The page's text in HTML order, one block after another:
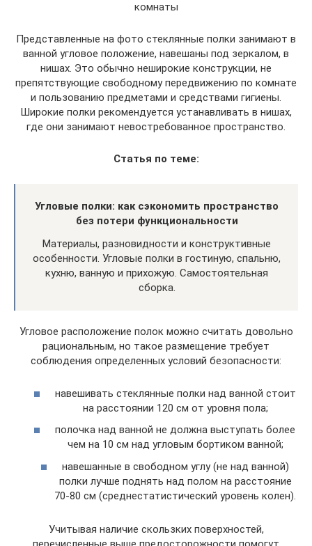
комнаты
Представленные на фото стеклянные полки занимают в
ванной угловое положение, навешаны под зеркалом, в
нишах. Это обычно неширокие конструкции, не
препятствующие свободному передвижению по комнате
и пользованию предметами и средствами гигиены.
Широкие полки рекомендуется устанавливать в нишах,
где они занимают невостребованное пространство.
Статья по теме:
Угловые полки: как сэкономить пространство
без потери функциональности
Материалы, разновидности и конструктивные
особенности. Угловые полки в гостиную, спальню,
кухню, ванную и прихожую. Самостоятельная
сборка.
Угловое расположение полок можно считать довольно
рациональным, но такое размещение требует
соблюдения определенных условий безопасности:
навешивать стеклянные полки над ванной стоит
на расстоянии 120 см от уровня пола;
полочка над ванной не должна выступать более
чем на 10 см над угловым бортиком ванной;
навешанные в свободном углу (не над ванной)
полки лучше поднять над полом на расстояние
70-80 см (среднестатистический уровень колен).
Учитывая наличие скользких поверхностей,